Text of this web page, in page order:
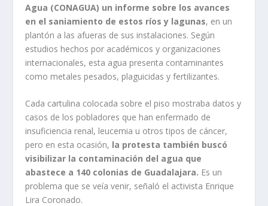
Agua (CONAGUA) un informe sobre los avances
en el saniamiento de estos ríos y lagunas, en un
plantón a las afueras de sus instalaciones. Según
estudios hechos por académicos y organizaciones
internacionales, esta agua presenta contaminantes
como metales pesados, plaguicidas y fertilizantes.
Cada cartulina colocada sobre el piso mostraba datos y
casos de los pobladores que han enfermado de
insuficiencia renal, leucemia u otros tipos de cáncer,
pero en esta ocasión, la protesta también buscó
visibilizar la contaminación del agua que
abastece a 140 colonias de Guadalajara. Es un
problema que se veía venir, señaló el activista Enrique
Lira Coronado.